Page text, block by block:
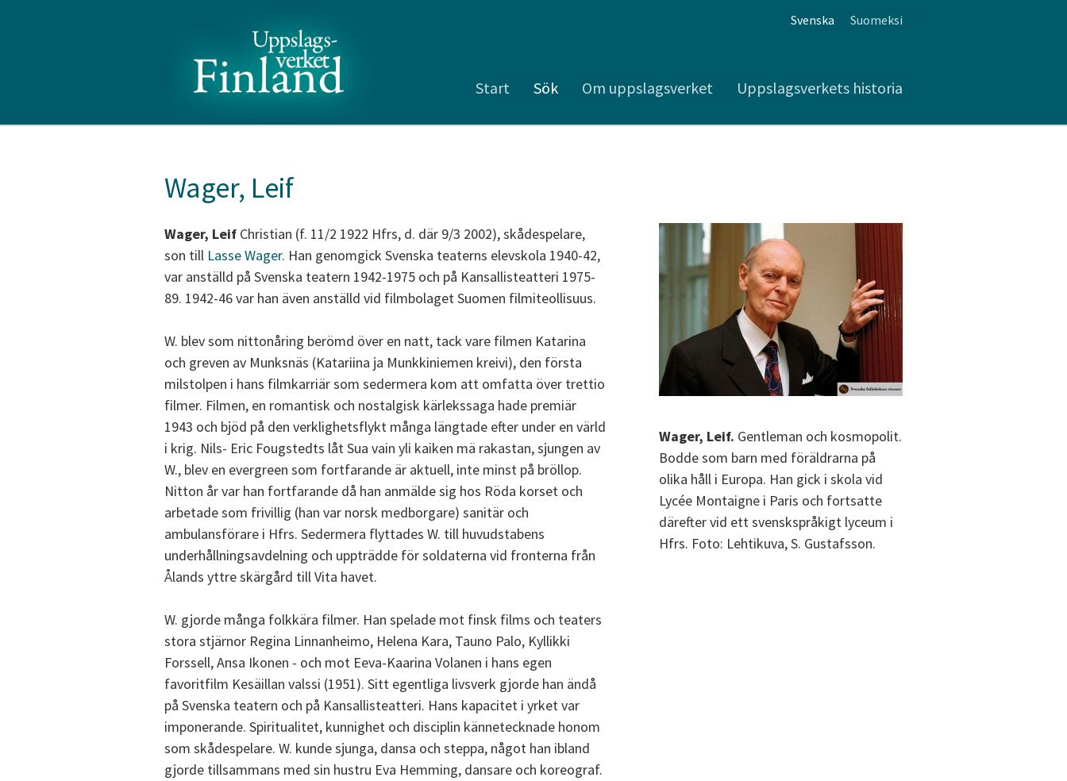
Svenska Suomeksi
Start Sök Om uppslagsverket Uppslagsverkets historia
Wager, Leif
Wager, Leif Christian (f. 11/2 1922 Hfrs, d. där 9/3 2002), skådespelare,
son till Lasse Wager. Han genomgick Svenska teaterns elevskola 1940-42,
var anställd på Svenska teatern 1942-1975 och på Kansallisteatteri 1975-
89. 1942-46 var han även anställd vid filmbolaget Suomen filmiteollisuus.
W. blev som nittonåring berömd över en natt, tack vare filmen Katarina
och greven av Munksnäs (Katariina ja Munkkiniemen kreivi), den första
milstolpen i hans filmkarriär som sedermera kom att omfatta över trettio
filmer. Filmen, en romantisk och nostalgisk kärlekssaga hade premiär
1943 och bjöd på den verklighetsflykt många längtade efter under en värld
i krig. Nils- Eric Fougstedts låt Sua vain yli kaiken mä rakastan, sjungen av
W., blev en evergreen som fortfarande är aktuell, inte minst på bröllop.
Nitton år var han fortfarande då han anmälde sig hos Röda korset och
arbetade som frivillig (han var norsk medborgare) sanitär och
ambulansförare i Hfrs. Sedermera flyttades W. till huvudstabens
underhållningsavdelning och uppträdde för soldaterna vid fronterna från
Ålands yttre skärgård till Vita havet.
W. gjorde många folkkära filmer. Han spelade mot finsk films och teaters
stora stjärnor Regina Linnanheimo, Helena Kara, Tauno Palo, Kyllikki
Forssell, Ansa Ikonen - och mot Eeva-Kaarina Volanen i hans egen
favoritfilm Kesäillan valssi (1951). Sitt egentliga livsverk gjorde han ändå
på Svenska teatern och på Kansallisteatteri. Hans kapacitet i yrket var
imponerande. Spiritualitet, kunnighet och disciplin kännetecknade honom
som skådespelare. W. kunde sjunga, dansa och steppa, något han ibland
gjorde tillsammans med sin hustru Eva Hemming, dansare och koreograf.
Wager, Leif. Gentleman och kosmopolit.
Bodde som barn med föräldrarna på
olika håll i Europa. Han gick i skola vid
Lycée Montaigne i Paris och fortsatte
därefter vid ett svenskspråkigt lyceum i
Hfrs. Foto: Lehtikuva, S. Gustafsson.